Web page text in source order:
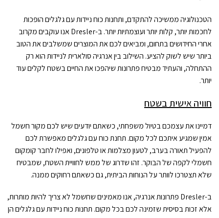
הטכנולוגיה ממשיכה להתקדם, ותחנות כוח ניידות עם גלגלים הופכות
לחכמות יותר, קלות יותר ועוצמתיות יותר. ב-Dresler אנו עוקבים מקרוב
אחרי החידושים בתחום, ומביאים לכם את המוצרים שמשלבים את הטוב
ביותר שיש לשוק להציע. השילוב בין אנרגיה סולארית לניידות הוא רק
ההתחלה, והעתיד מבטיח פתרונות שיהפכו את החיים בשטח לקלים עוד
יותר.
חוויה אישית בשטח
דמיינו את עצמכם בטיול משפחתי, כשאתם יודעים שיש לכם מקור חשמל
אמין שמגיע איתכם לכל מקום. תחנת כוח עם גלגלים מאפשרת לכם
להפעיל תאורה בערב, לטעון מצלמות או טלפונים, ואפילו לחבר קומקום
חשמלי לקפה של הבוקר. זהו שדרוג של ממש לחוויית השטח, שמבטיח
שלא תצטרכו לוותר על הנוחות הביתית, גם כשאתם רחוקים ממנה.
ב-Dresler פתרונות אנרגיה, אנו מאמינים שחשמל לא צריך להיות מותרות,
אלא זכות בסיסית שזמינה לכם בכל מקום. תחנות כוח ניידות עם גלגלים הן